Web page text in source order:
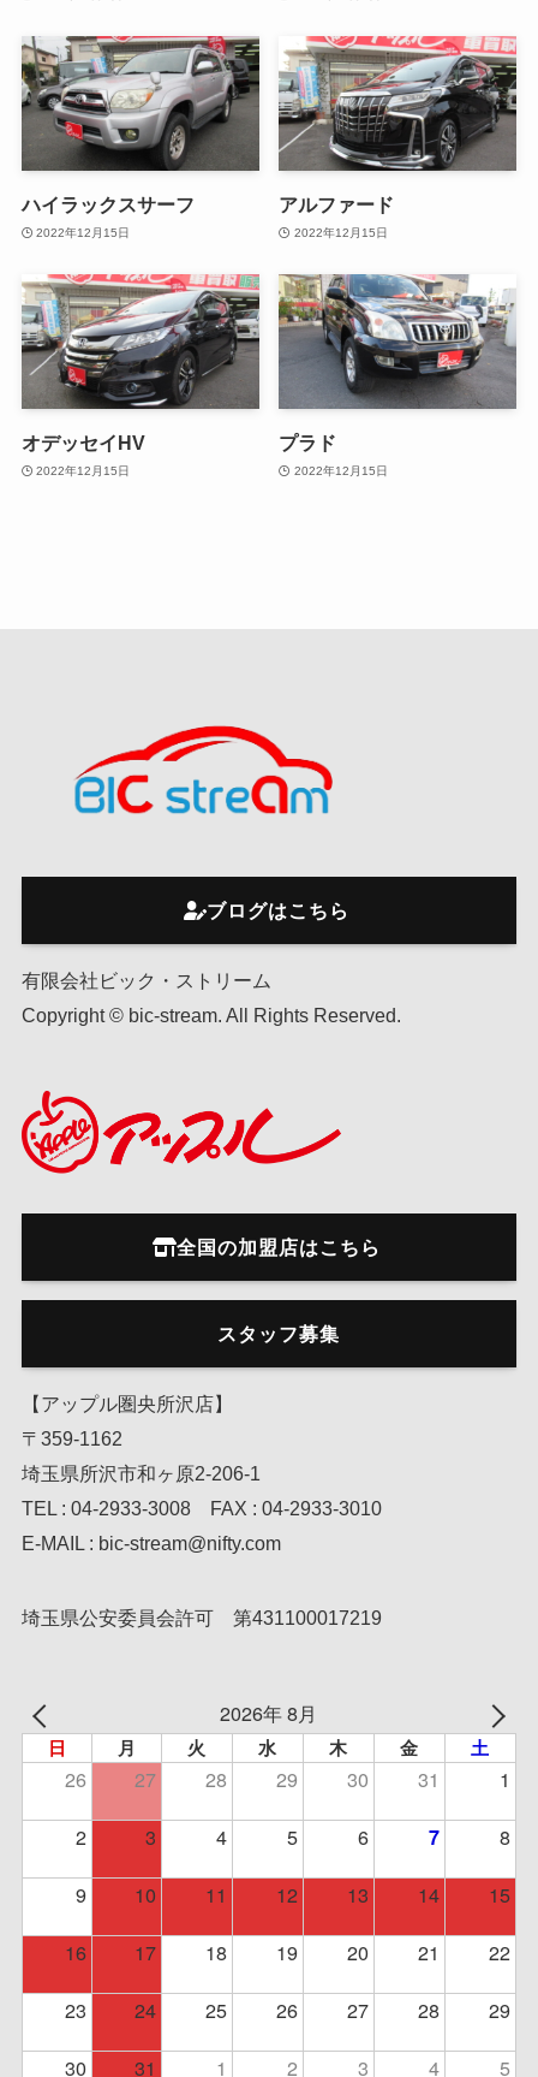
ハイラックスサーフ
2022年12月15日
アルファード
2022年12月15日
オデッセイHV
2022年12月15日
プラド
2022年12月15日
ブログはこちら
有限会社ビック・ストリーム
Copyright © bic-stream. All Rights Reserved.
全国の加盟店はこちら
スタッフ募集
【アップル圏央所沢店】
〒359-1162
埼玉県所沢市和ヶ原2-206-1
TEL : 04-2933-3008 FAX : 04-2933-3010
E-MAIL : bic-stream@nifty.com
埼玉県公安委員会許可 第431100017219
2026年 8月
日 月 火 水 木 金 土
26 27 28 29 30 31
1
2
3 4 5 6 7
8
9
10 11 12 13 14
15
16
17 18 19 20 21
22
23
24 25 26 27 28
29
30
31 1 2 3 4 5